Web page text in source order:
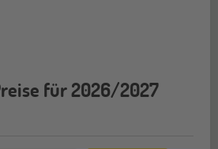
für 2026/2027